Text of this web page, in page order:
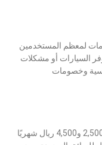
لمعظم المستخدمين
السيارات أو مشكلات
وخصومات
يتراوح راتب السائق الخاص في السعودية بين 2,500 و4,500 ريال شهريًا